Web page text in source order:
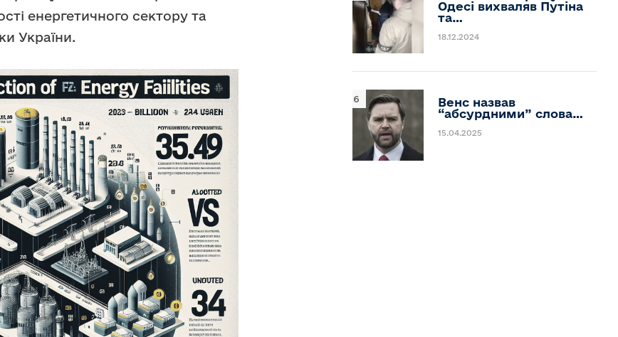
енергетичного сектору та
України.
Одесі вихваляв Путіна
та…
18.12.2024
Венс назвав
“абсурдними” слова…
15.04.2025